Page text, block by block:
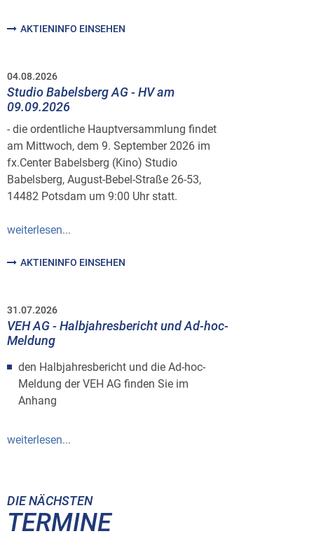
AKTIENINFO EINSEHEN
04.08.2026
Studio Babelsberg AG - HV am
09.09.2026
- die ordentliche Hauptversammlung findet
am Mittwoch, dem 9. September 2026 im
fx.Center Babelsberg (Kino) Studio
Babelsberg, August-Bebel-Straße 26-53,
14482 Potsdam um 9:00 Uhr statt.
weiterlesen...
AKTIENINFO EINSEHEN
31.07.2026
VEH AG - Halbjahresbericht und Ad-hoc-
Meldung
den Halbjahresbericht und die Ad-hoc-
Meldung der VEH AG finden Sie im
Anhang
weiterlesen...
DIE NÄCHSTEN
TERMINE